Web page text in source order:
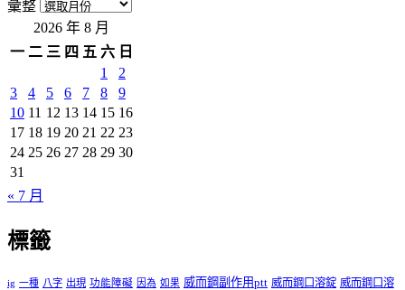
彙整
2026 年 8 月
一 二 三 四 五 六 日
1
2
3
4 5 6 7 8
9
10 11 12 13 14 15 16
17 18 19 20 21 22 23
24 25 26 27 28 29 30
31
« 7 月
標籤
ig 一種 八字 出現 功能障礙 因為 如果 威而鋼副作用ptt 威而鋼口溶錠 威而鋼口溶